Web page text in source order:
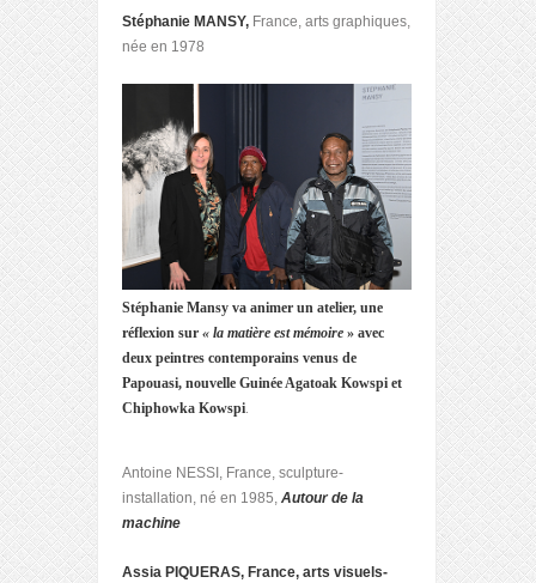
Stéphanie MANSY, France, arts graphiques,
née en 1978
Stéphanie Mansy va animer un atelier, une
réflexion sur « la matière est mémoire » avec
deux peintres contemporains venus de
Papouasi, nouvelle Guinée Agatoak Kowspi et
Chiphowka Kowspi.
Antoine NESSI, France, sculpture-
installation, né en 1985, Autour de la
machine
Assia PIQUERAS, France, arts visuels-